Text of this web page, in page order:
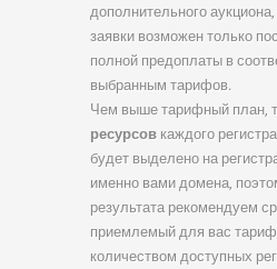
дополнительного
заявки возможен только
полной предоплаты в
выбранным тарифов.
Чем выше тарифный план,
ресурсов каждого
будет выделено на
именно вами домена,
результата рекомендуем
приемлемый для вас
количеством доступных